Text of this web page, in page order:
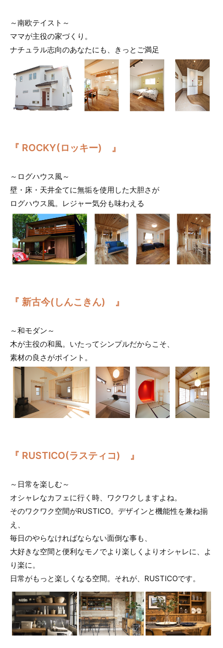
～南欧テイスト～
ママが主役の家づくり。
ナチュラル志向のあなたにも、きっとご満足
『 ROCKY(ロッキー) 』
～ログハウス風～
壁・床・天井全てに無垢を使用した大胆さが
ログハウス風。レジャー気分も味わえる
『 新古今(しんこきん) 』
～和モダン～
木が主役の和風。いたってシンプルだからこそ、
素材の良さがポイント。
『 RUSTICO(ラスティコ) 』
～日常を楽しむ～
オシャレなカフェに行く時、ワクワクしますよね。
そのワクワク空間がRUSTICO。デザインと機能性を兼ね揃
え、
毎日のやらなければならない面倒な事も、
大好きな空間と便利なモノでより楽しくよりオシャレに、よ
り楽に。
日常がもっと楽しくなる空間。それが、RUSTICOです。